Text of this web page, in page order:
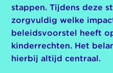
stappen. Tijdens deze
zorgvuldig welke
beleidsvoorstel heeft
kinderrechten. Het
hierbij altijd centraal.